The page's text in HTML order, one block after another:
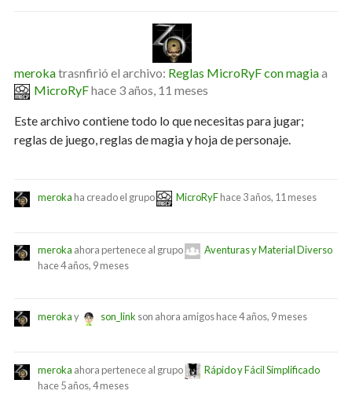
merokatrasnfirió el archivo: Reglas MicroRyF con magiaa
MicroRyFhace 3 años, 11 meses
Este archivo contiene todo lo que necesitas para jugar;
reglas de juego, reglas de magia y hoja de personaje.
merokaha creado el grupo MicroRyFhace 3 años, 11 meses
meroka ahora pertenece al grupo
Aventuras y Material Diverso
hace 4 años, 9 meses
merokay son_link son ahora amigoshace 4 años, 9 meses
meroka ahora pertenece al grupo
Rápido y Fácil Simplificado
hace 5 años, 4 meses